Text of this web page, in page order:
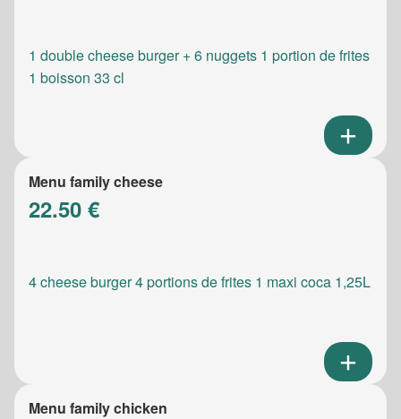
1 double cheese burger + 6 nuggets 1 portion de frites
1 boisson 33 cl
Menu family cheese
22.50 €
4 cheese burger 4 portions de frites 1 maxi coca 1,25L
Menu family chicken